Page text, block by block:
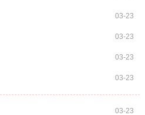
03-23
03-23
03-23
03-23
03-23